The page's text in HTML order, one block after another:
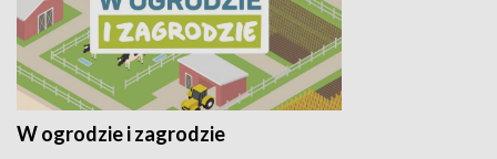
W ogrodzie i zagrodzie